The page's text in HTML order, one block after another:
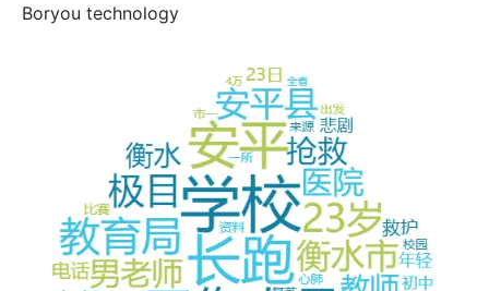
Boryou technology